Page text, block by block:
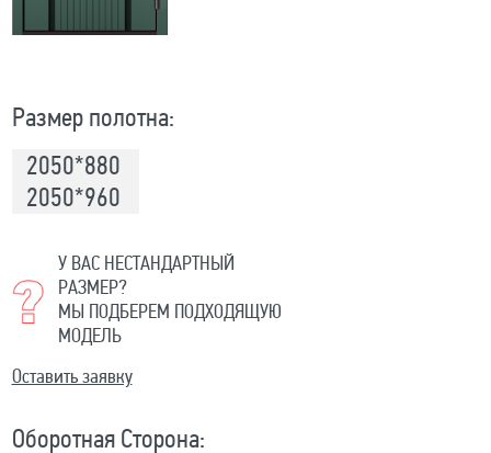
Размер полотна:
2050*880
2050*960
У ВАС НЕСТАНДАРТНЫЙ
РАЗМЕР?
МЫ ПОДБЕРЕМ ПОДХОДЯЩУЮ
МОДЕЛЬ
Оставить заявку
Оборотная Сторона: